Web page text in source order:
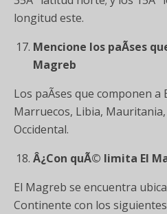
longitud este.
Mencione los paÃ­ses
Magreb
Los paÃ­ses que componen a
Marruecos, Libia, Mauritania,
Occidental.
Â¿Con quÃ© limita El
El Magreb se encuentra
Continente con los